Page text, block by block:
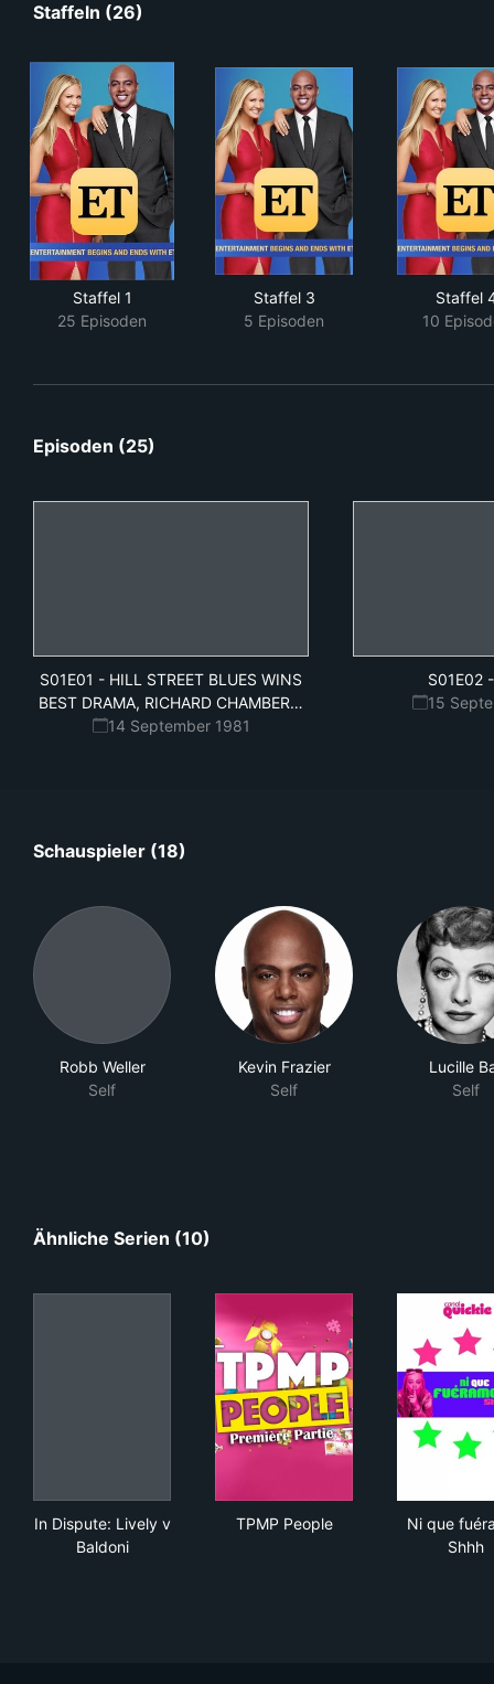
Staffeln (26)
Staffel 1
25 Episoden
Staffel 3
5 Episoden
Staffel
10
Episoden (25)
S01E01 - HILL STREET BLUES WINS
BEST DRAMA, RICHARD CHAMBER…
14 September 1981
S01E02 -
15
Schauspieler (18)
Robb Weller
Self
Kevin Frazier
Self
Lucille
Self
Ähnliche Serien (10)
In Dispute: Lively v
Baldoni
TPMP People
Ni que
Shhh